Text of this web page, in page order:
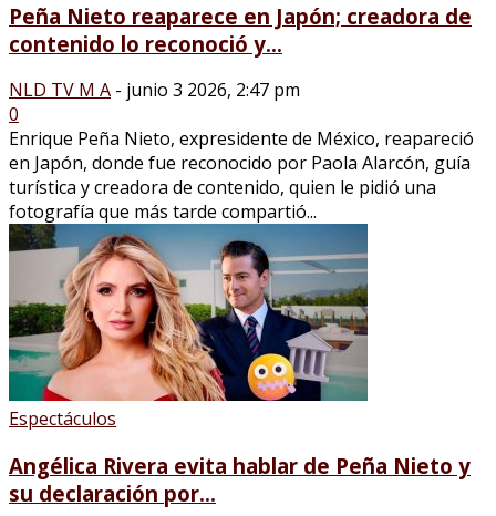
Peña Nieto reaparece en Japón; creadora de
contenido lo reconoció y...
NLD TV M A - junio 3 2026, 2:47 pm
0
Enrique Peña Nieto, expresidente de México, reapareció
en Japón, donde fue reconocido por Paola Alarcón, guía
turística y creadora de contenido, quien le pidió una
fotografía que más tarde compartió...
Espectáculos
Angélica Rivera evita hablar de Peña Nieto y
su declaración por...